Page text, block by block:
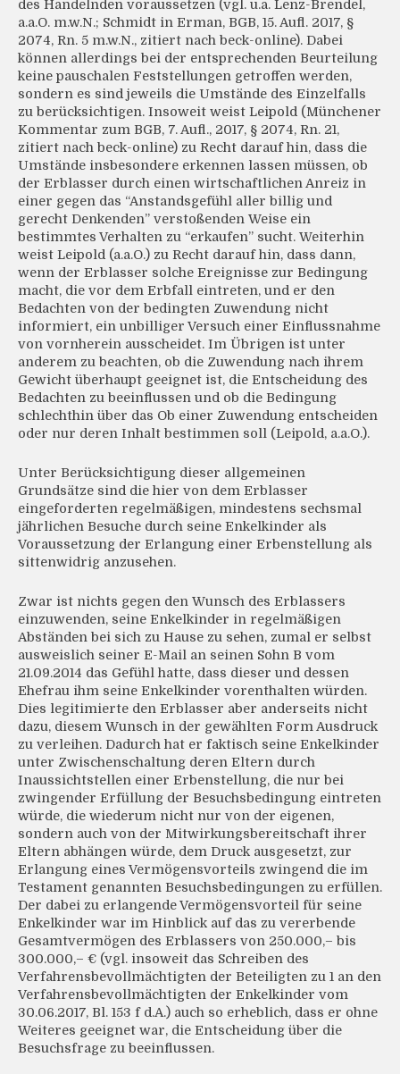
des Handelnden voraussetzen (vgl. u.a. Lenz-Brendel,
a.a.O. m.w.N.; Schmidt in Erman, BGB, 15. Aufl. 2017, §
2074, Rn. 5 m.w.N., zitiert nach beck-online). Dabei
können allerdings bei der entsprechenden Beurteilung
keine pauschalen Feststellungen getroffen werden,
sondern es sind jeweils die Umstände des Einzelfalls
zu berücksichtigen. Insoweit weist Leipold (Münchener
Kommentar zum BGB, 7. Aufl., 2017, § 2074, Rn. 21,
zitiert nach beck-online) zu Recht darauf hin, dass die
Umstände insbesondere erkennen lassen müssen, ob
der Erblasser durch einen wirtschaftlichen Anreiz in
einer gegen das “Anstandsgefühl aller billig und
gerecht Denkenden” verstoßenden Weise ein
bestimmtes Verhalten zu “erkaufen” sucht. Weiterhin
weist Leipold (a.a.O.) zu Recht darauf hin, dass dann,
wenn der Erblasser solche Ereignisse zur Bedingung
macht, die vor dem Erbfall eintreten, und er den
Bedachten von der bedingten Zuwendung nicht
informiert, ein unbilliger Versuch einer Einflussnahme
von vornherein ausscheidet. Im Übrigen ist unter
anderem zu beachten, ob die Zuwendung nach ihrem
Gewicht überhaupt geeignet ist, die Entscheidung des
Bedachten zu beeinflussen und ob die Bedingung
schlechthin über das Ob einer Zuwendung entscheiden
oder nur deren Inhalt bestimmen soll (Leipold, a.a.O.).
Unter Berücksichtigung dieser allgemeinen
Grundsätze sind die hier von dem Erblasser
eingeforderten regelmäßigen, mindestens sechsmal
jährlichen Besuche durch seine Enkelkinder als
Voraussetzung der Erlangung einer Erbenstellung als
sittenwidrig anzusehen.
Zwar ist nichts gegen den Wunsch des Erblassers
einzuwenden, seine Enkelkinder in regelmäßigen
Abständen bei sich zu Hause zu sehen, zumal er selbst
ausweislich seiner E-Mail an seinen Sohn B vom
21.09.2014 das Gefühl hatte, dass dieser und dessen
Ehefrau ihm seine Enkelkinder vorenthalten würden.
Dies legitimierte den Erblasser aber anderseits nicht
dazu, diesem Wunsch in der gewählten Form Ausdruck
zu verleihen. Dadurch hat er faktisch seine Enkelkinder
unter Zwischenschaltung deren Eltern durch
Inaussichtstellen einer Erbenstellung, die nur bei
zwingender Erfüllung der Besuchsbedingung eintreten
würde, die wiederum nicht nur von der eigenen,
sondern auch von der Mitwirkungsbereitschaft ihrer
Eltern abhängen würde, dem Druck ausgesetzt, zur
Erlangung eines Vermögensvorteils zwingend die im
Testament genannten Besuchsbedingungen zu erfüllen.
Der dabei zu erlangende Vermögensvorteil für seine
Enkelkinder war im Hinblick auf das zu vererbende
Gesamtvermögen des Erblassers von 250.000,– bis
300.000,– € (vgl. insoweit das Schreiben des
Verfahrensbevollmächtigten der Beteiligten zu 1 an den
Verfahrensbevollmächtigten der Enkelkinder vom
30.06.2017, Bl. 153 f d.A.) auch so erheblich, dass er ohne
Weiteres geeignet war, die Entscheidung über die
Besuchsfrage zu beeinflussen.